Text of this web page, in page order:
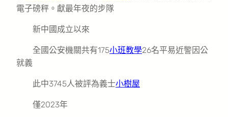
電子磅秤。獻最年夜的步隊
新中國成立以來
全國公安機關共有175小班教學26名平易近警因公
就義
此中3745人被評為義士小樹屋
僅2023年